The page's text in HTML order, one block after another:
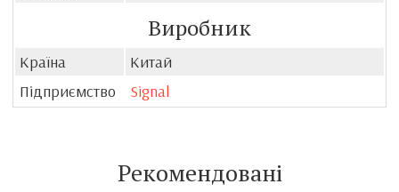
Виробник
Країна
Китай
Підприємство
Signal
Рекомендовані